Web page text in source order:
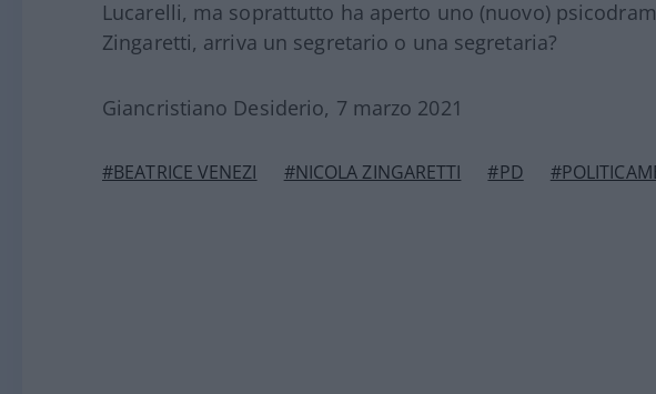
Lucarelli, ma soprattutto ha aperto uno (nuovo)
Zingaretti, arriva un segretario o una segretaria?
Giancristiano Desiderio, 7 marzo 2021
#BEATRICE VENEZI #NICOLA ZINGARETTI #PD